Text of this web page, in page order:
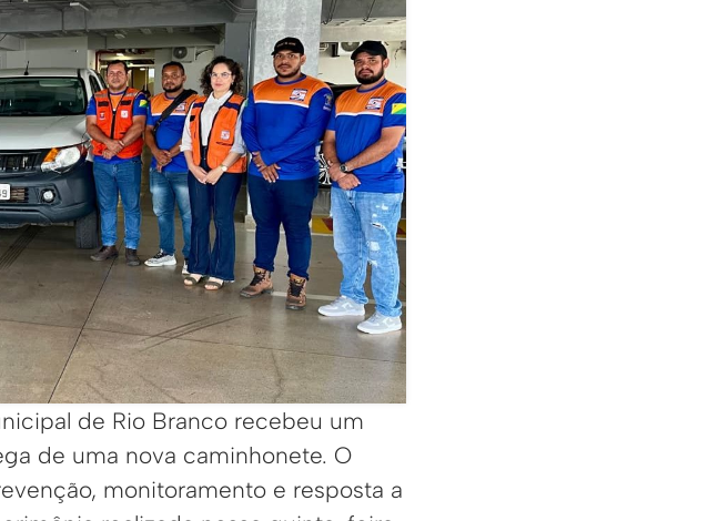
de Rio Branco recebeu um
de uma nova caminhonete. O
monitoramento e resposta a